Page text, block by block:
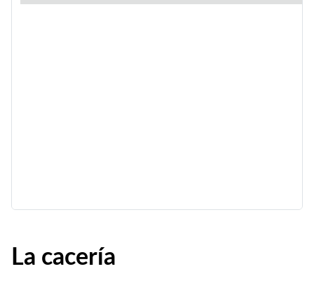
La cacería